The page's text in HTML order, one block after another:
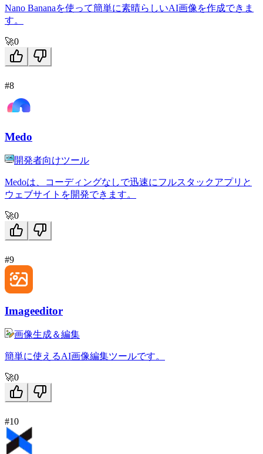
Nano Bananaを使って簡単に素晴らしいAI画像を作成できま
す。
🚀0
#8
Medo
開発者向けツール
Medoは、コーディングなしで迅速にフルスタックアプリと
ウェブサイトを開発できます。
🚀0
#9
Imageeditor
画像生成＆編集
簡単に使えるAI画像編集ツールです。
🚀0
#10